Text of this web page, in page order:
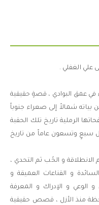
علي الغفلي .
عمق البوادي ، قصةٍ حقيقية
شمالاً إلى صعراء جنوباً
الرملية تاريخ تلك الحقبة
قبل سبعٍ وتسعون عاماً من تاريخ
و الحُب ثم التحدي ،
و القناعات العميقة و
الوعي و الإدراك و المعرفة
منذ الأزل ، قصص حقيقية